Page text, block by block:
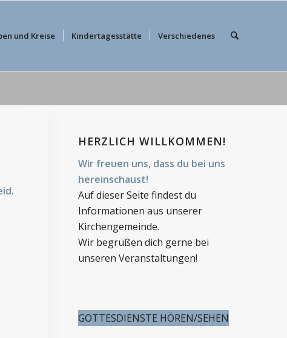
und Kreise Kindertagesstätte Verschiedenes
.
HERZLICH WILLKOMMEN!
Wir freuen uns, dass du bei uns
hereinschaust!
Auf dieser Seite findest du
Informationen aus unserer
Kirchengemeinde.
Wir begrüßen dich gerne bei
unseren Veranstaltungen!
GOTTESDIENSTE HÖREN/SEHEN